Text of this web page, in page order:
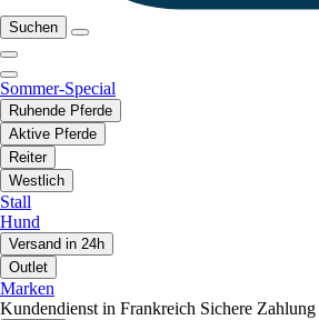
Suchen
Sommer-Special
Ruhende Pferde
Aktive Pferde
Reiter
Westlich
Stall
Hund
Versand in 24h
Outlet
Marken
Kundendienst in Frankreich Sichere Zahlung